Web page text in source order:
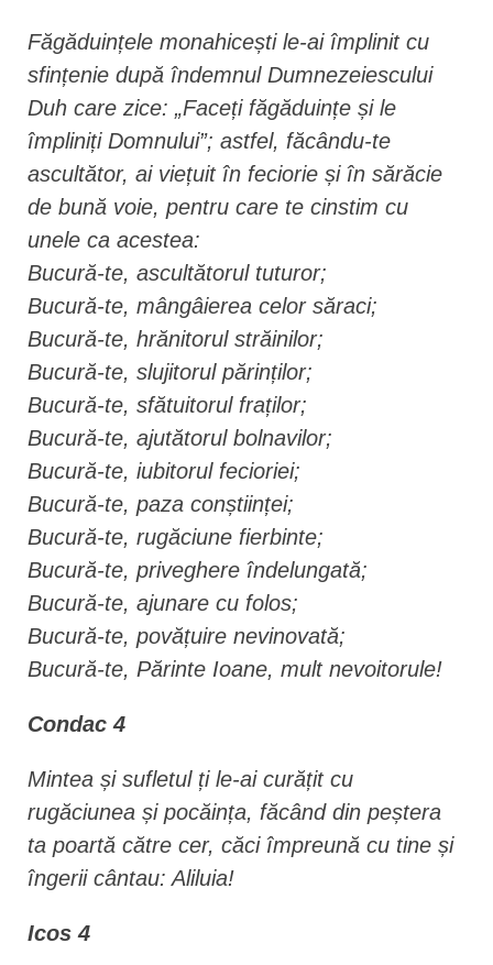
Făgăduințele monahicești le-ai împlinit cu
sfințenie după îndemnul Dumnezeiescului
Duh care zice: „Faceți făgăduințe și le
împliniți Domnului”; astfel, făcându-te
ascultător, ai viețuit în feciorie și în sărăcie
de bună voie, pentru care te cinstim cu
unele ca acestea:
Bucură-te, ascultătorul tuturor;
Bucură-te, mângâierea celor săraci;
Bucură-te, hrănitorul străinilor;
Bucură-te, slujitorul părinților;
Bucură-te, sfătuitorul fraților;
Bucură-te, ajutătorul bolnavilor;
Bucură-te, iubitorul fecioriei;
Bucură-te, paza conștiinței;
Bucură-te, rugăciune fierbinte;
Bucură-te, priveghere îndelungată;
Bucură-te, ajunare cu folos;
Bucură-te, povățuire nevinovată;
Bucură-te, Părinte Ioane, mult nevoitorule!
Condac 4
Mintea și sufletul ți le-ai curățit cu
rugăciunea și pocăința, făcând din peștera
ta poartă către cer, căci împreună cu tine și
îngerii cântau: Aliluia!
Icos 4